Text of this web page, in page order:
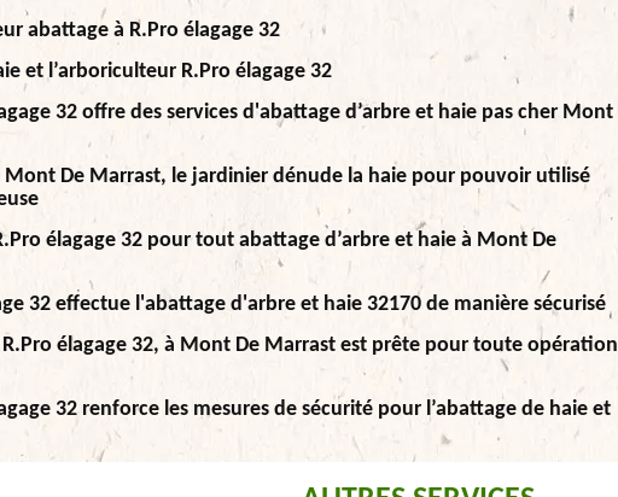
abattage à R.Pro élagage 32
et l’arboriculteur R.Pro élagage 32
32 offre des services d'abattage d’arbre et haie pas cher Mont
Mont De Marrast, le jardinier dénude la haie pour pouvoir utilisé
élagage 32 pour tout abattage d’arbre et haie à Mont De
32 effectue l'abattage d'arbre et haie 32170 de manière sécurisé
R.Pro élagage 32, à Mont De Marrast est prête pour toute opération
32 renforce les mesures de sécurité pour l’abattage de haie et